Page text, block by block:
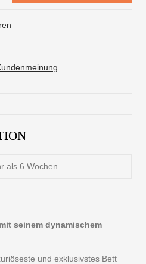
als 6 Wochen
seinem dynamischem
und exklusivstes Bett